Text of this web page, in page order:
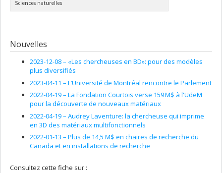
Sciences naturelles
Nouvelles
2023-12-08 – «Les chercheuses en BD»: pour des modèles
plus diversifiés
2023-04-11 – L’Université de Montréal rencontre le Parlement
2022-04-19 – La Fondation Courtois verse 159 M$ à l'UdeM
pour la découverte de nouveaux matériaux
2022-04-19 – Audrey Laventure: la chercheuse qui imprime
en 3D des matériaux multifonctionnels
2022-01-13 – Plus de 14,5 M$ en chaires de recherche du
Canada et en installations de recherche
Consultez cette fiche sur :